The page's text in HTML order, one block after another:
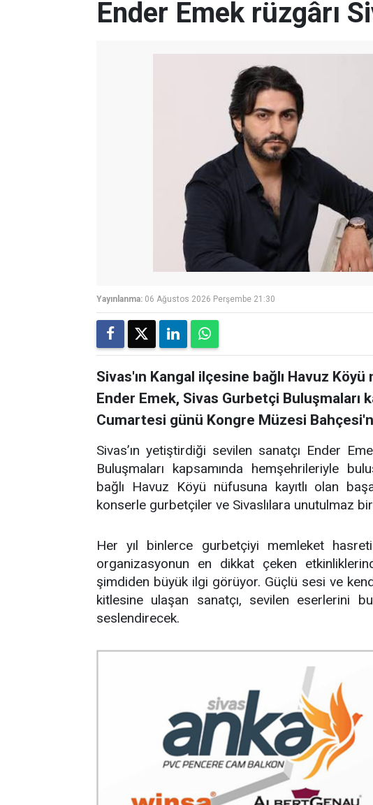
Ender Emek rüzgârı
Yayınlanma: 06 Ağustos 2026 Perşembe 21:30
Sivas'ın Kangal ilçesine bağlı Havuz
Ender Emek, Sivas Gurbetçi Buluşmaları
Cumartesi günü Kongre Müzesi
Sivas’ın yetiştirdiği sevilen sanatçı Ender
Buluşmaları kapsamında hemşehrileriyle
bağlı Havuz Köyü nüfusuna kayıtlı olan
konserle gurbetçiler ve Sivaslılara unutulmaz
Her yıl binlerce gurbetçiyi memleket
organizasyonun en dikkat çeken
şimdiden büyük ilgi görüyor. Güçlü sesi ve
kitlesine ulaşan sanatçı, sevilen eserlerini
seslendirecek.